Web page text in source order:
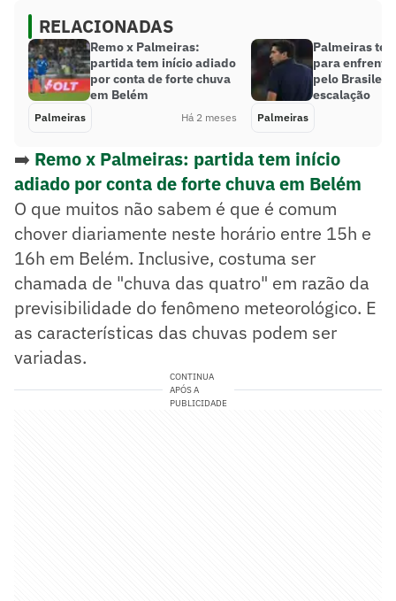
RELACIONADAS
Remo x Palmeiras:
partida tem início adiado
por conta de forte chuva
em Belém
Palmeiras Há 2 meses
Palmeiras
para
pelo
escalação
Palmeiras
➡️ Remo x Palmeiras: partida tem início
adiado por conta de forte chuva em Belém
O que muitos não sabem é que é comum
chover diariamente neste horário entre 15h e
16h em Belém. Inclusive, costuma ser
chamada de "chuva das quatro" em razão da
previsibilidade do fenômeno meteorológico. E
as características das chuvas podem ser
variadas.
CONTINUA
APÓS A
PUBLICIDADE